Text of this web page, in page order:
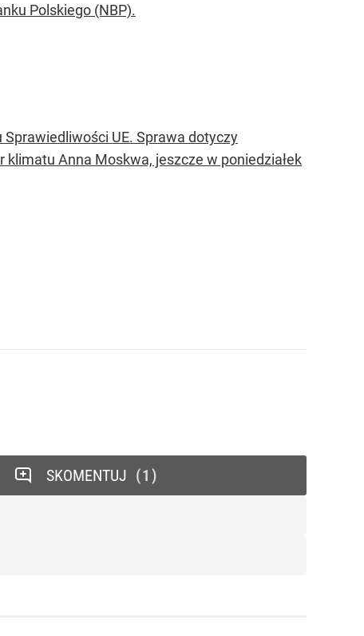
Polskiego (NBP).
UE. Sprawa dotyczy
Anna Moskwa, jeszcze w poniedziałek
SKOMENTUJ 1